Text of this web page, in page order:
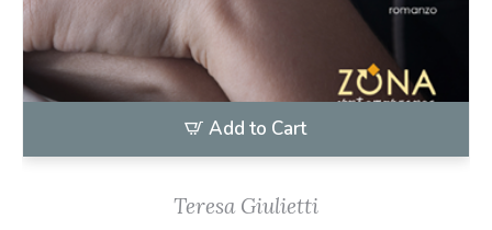
Add to Cart
Teresa Giulietti